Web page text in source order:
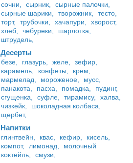
сочни,
сырник,
сырные палочки,
сырные шарики,
творожник,
тесто,
торт,
трубочки, хачапури,
хворост,
хлеб,
чебуреки,
шарлотка,
штрудель,
Десерты
безе, глазурь, желе,
зефир,
карамель,
конфеты,
крем,
мармелад,
мороженое,
мусс,
панакота,
пасха, помадка,
пудинг,
сгущенка,
суфле, тирамису,
халва,
чизкейк,
шоколадная колбаса,
щербет,
Напитки
глинтвейн, квас, кефир,
кисель,
компот,
лимонад,
молочный
коктейль,
смузи,